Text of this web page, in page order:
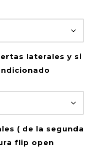
laterales y si
( de la segunda
flip open